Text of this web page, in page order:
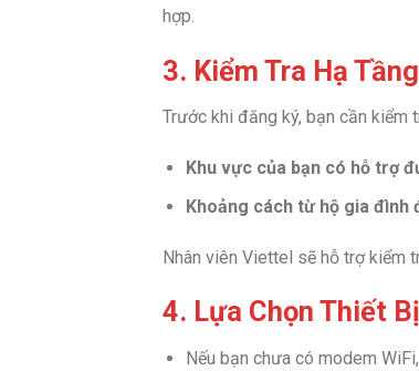
hợp.
3. Kiểm Tra Hạ
Trước khi đăng ký, bạn cần kiểm
Khu vực của bạn có hỗ trợ
Khoảng cách từ hộ gia đình
Nhân viên Viettel sẽ hỗ trợ kiểm
4. Lựa Chọn Thiết
Nếu bạn chưa có modem